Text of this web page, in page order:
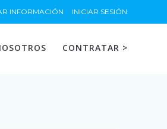
INFORMACIÓN INICIAR SESIÓN
CONTRATAR >